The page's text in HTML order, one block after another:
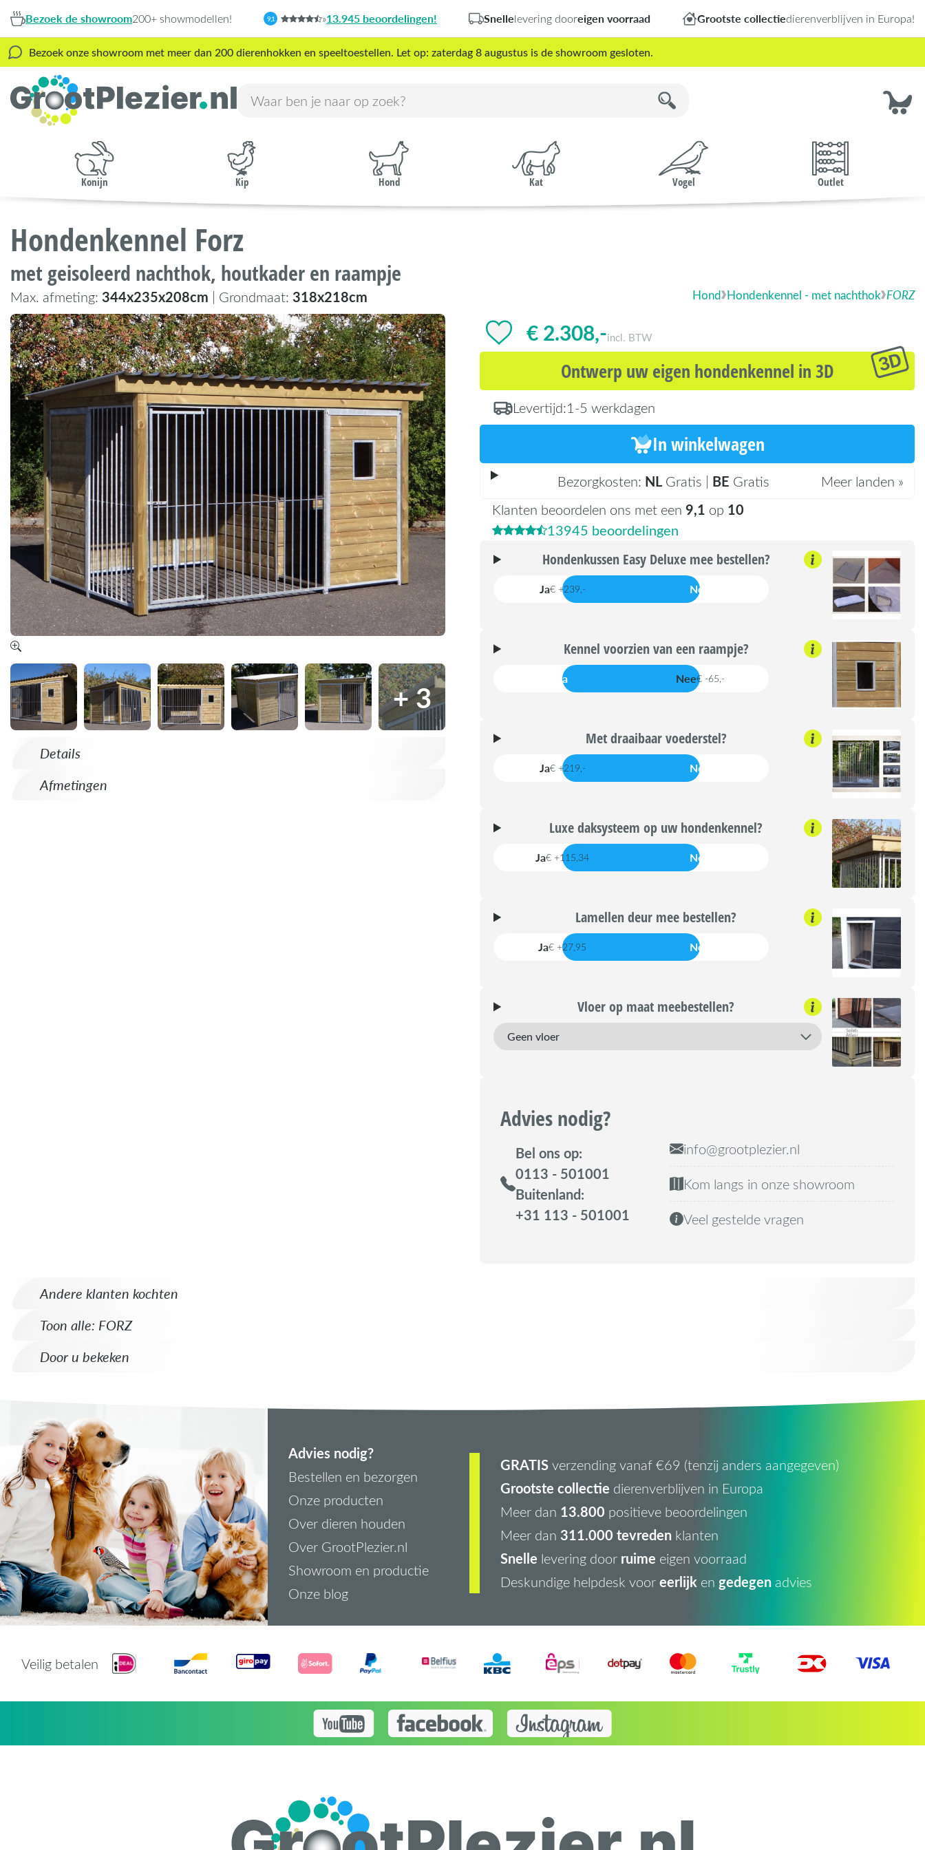
Bezoek de showroom200+ showmodellen! 9,1 »13.945 beoordelingen! Snellelevering dooreigen voorraad Grootste collectiedierenverblijven in Europa!
Bezoek onze showroom met meer dan 200 dierenhokken en speeltoestellen. Let op: zaterdag 8 augustus is de showroom gesloten.
Konijn Kip Hond Kat Vogel Outlet
Hondenkennel Forz
met geisoleerd nachthok, houtkader en raampje
Max. afmeting: 344x235x208cm | Grondmaat: 318x218cm Hond Hondenkennel - met nachthok FORZ
+ 3
Details
Afmetingen
€ 2.308,-incl. BTW
Ontwerp uw eigen hondenkennel in 3D
Levertijd:1-5 werkdagen
In winkelwagen
Bezorgkosten: NLGratis | BE Gratis
Meer landen »
Klanten beoordelen ons met een 9,1 op 10
13945 beoordelingen
Hondenkussen Easy Deluxe mee bestellen?
Ja€ +239,- Nee
Kennel voorzien van een raampje?
Ja Nee€ -65,-
Met draaibaar voederstel?
Ja€ +219,- Nee
Luxe daksysteem op uw hondenkennel?
Ja€ +115,34 Nee
Lamellen deur mee bestellen?
Ja€ +27,95 Nee
Vloer op maat meebestellen?
Advies nodig?
Bel ons op:
0113 - 501001
Buitenland:
+31 113 - 501001
info@grootplezier.nl
Kom langs in onze showroom
Veel gestelde vragen
Andere klanten kochten
Toon alle: FORZ
Door u bekeken
Advies nodig?
Bestellen en bezorgen
Onze producten
Over dieren houden
Over GrootPlezier.nl
Showroom en productie
Onze blog
GRATISverzending vanaf €69 (tenzij anders aangegeven)
Grootste collectie dierenverblijven in Europa
Meer dan 13.800 positieve beoordelingen
Meer dan 311.000 tevredenklanten
Snelle levering door ruime eigen voorraad
Deskundige helpdesk vooreerlijken gedegenadvies
Veilig betalen